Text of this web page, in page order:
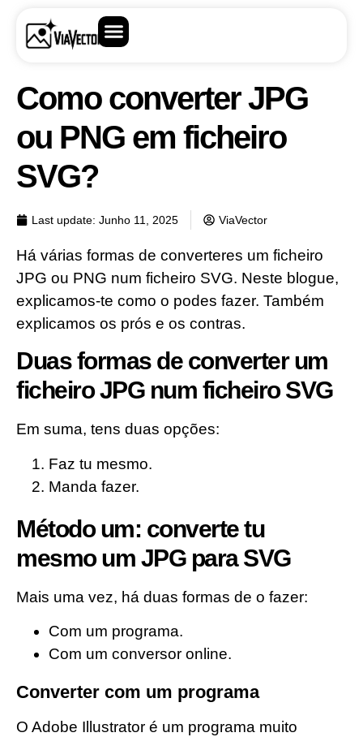
Como converter JPG
ou PNG em ficheiro
SVG?
Last update: Junho 11, 2025 ViaVector
Há várias formas de converteres um ficheiro
JPG ou PNG num ficheiro SVG. Neste blogue,
explicamos-te como o podes fazer. Também
explicamos os prós e os contras.
Duas formas de converter um
ficheiro JPG num ficheiro SVG
Em suma, tens duas opções:
Faz tu mesmo.
Manda fazer.
Método um: converte tu
mesmo um JPG para SVG
Mais uma vez, há duas formas de o fazer:
Com um programa.
Com um conversor online.
Converter com um programa
O Adobe Illustrator é um programa muito